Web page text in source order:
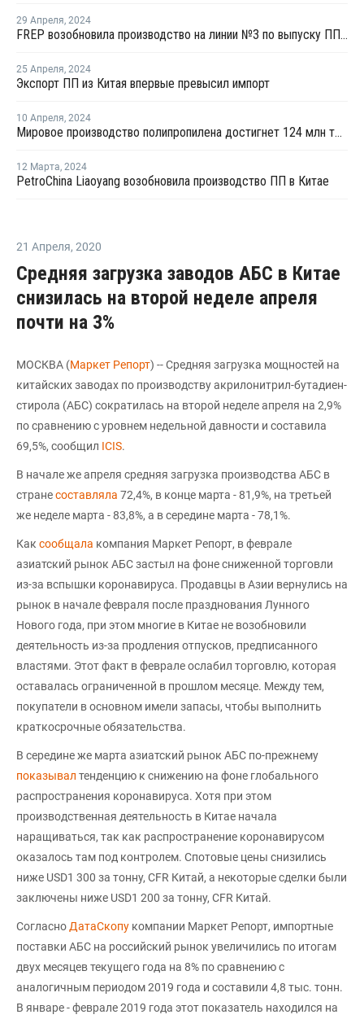
29 Апреля, 2024
FREP возобновила производство на линии №3 по выпуску ПП в Китае
25 Апреля, 2024
Экспорт ПП из Китая впервые превысил импорт
10 Апреля, 2024
Мировое производство полипропилена достигнет 124 млн тонн к 2032 году
12 Марта, 2024
PetroChina Liaoyang возобновила производство ПП в Китае
21 Апреля, 2020
Средняя загрузка заводов АБС в Китае
снизилась на второй неделе апреля
почти на 3%
МОСКВА (Маркет Репорт) -- Средняя загрузка мощностей на
китайских заводах по производству акрилонитрил-бутадиен-
стирола (АБС) сократилась на второй неделе апреля на 2,9%
по сравнению с уровнем недельной давности и составила
69,5%, сообщил ICIS.
В начале же апреля средняя загрузка производства АБС в
странесоставляла 72,4%, в конце марта - 81,9%, на третьей
же неделе марта - 83,8%, а в середине марта - 78,1%.
Как сообщала компания Маркет Репорт, в феврале
азиатский рынок АБС застыл на фоне сниженной торговли
из-за вспышки коронавируса. Продавцы в Азии вернулись на
рынок в начале февраля после празднования Лунного
Нового года, при этом многие в Китае не возобновили
деятельность из-за продления отпусков, предписанного
властями. Этот факт в феврале ослабил торговлю, которая
оставалась ограниченной в прошлом месяце. Между тем,
покупатели в основном имели запасы, чтобы выполнить
краткосрочные обязательства.
В середине же марта азиатский рынок АБС по-прежнему
показывал тенденцию к снижению на фоне глобального
распространения коронавируса. Хотя при этом
производственная деятельность в Китае начала
наращиваться, так как распространение коронавирусом
оказалось там под контролем. Спотовые цены снизились
ниже USD1 300 за тонну, CFR Китай, а некоторые сделки были
заключены ниже USD1 200 за тонну, CFR Китай.
Согласно ДатаСкопу компании Маркет Репорт, импортные
поставки АБС на российский рынок увеличились по итогам
двух месяцев текущего года на 8% по сравнению с
аналогичным периодом 2019 года и составили 4,8 тыс. тонн.
В январе - феврале 2019 года этот показатель находился на